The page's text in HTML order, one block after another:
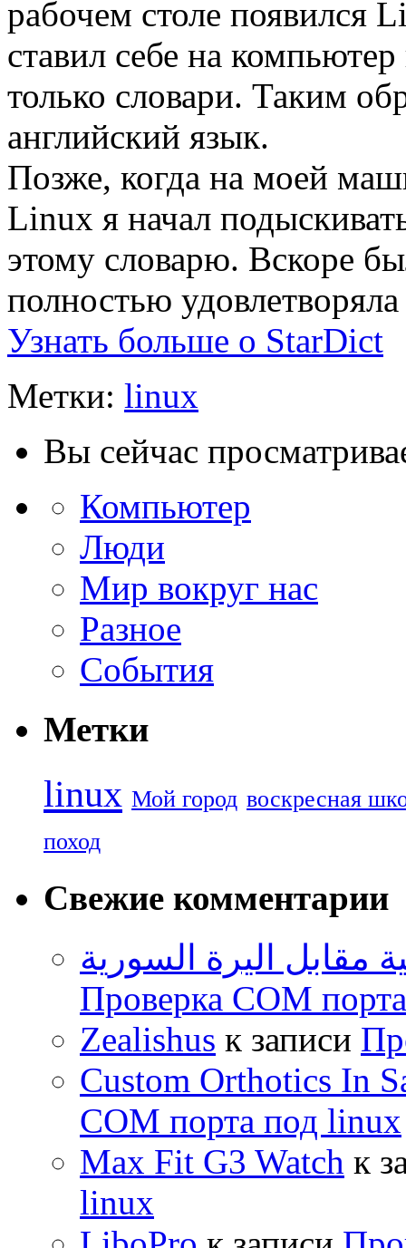
рабочем столе появился
ставил себе на
только словари. Таким
английский язык.
Позже, когда на моей
Linux я начал
этому словарю. Вскоре
полностью
Узнать больше о StarDict
Метки: linux
Вы сейчас
Компьютер
Люди
Мир вокруг нас
Разное
События
Метки
linux Мой город воскресная
поход
Свежие комментарии
مقابل اليرة السورية
Проверка COM
Zealishus к записи
Custom Orthotics In
COM порта под linux
Max Fit G3 Watch к
linux